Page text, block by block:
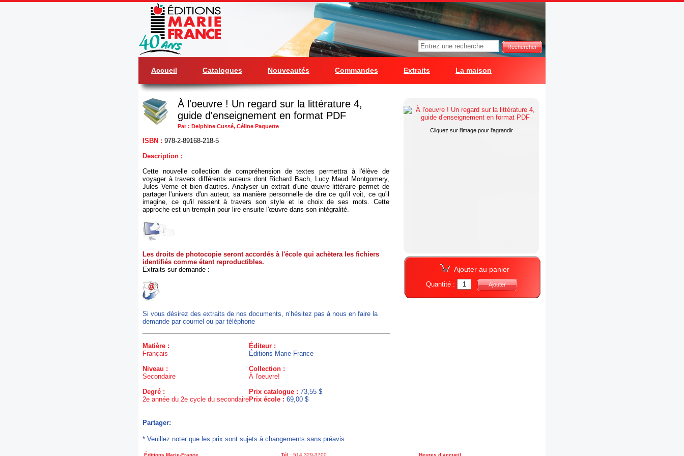
Rechercher
Accueil Catalogues Nouveautés Commandes Extraits La maison
À l'oeuvre ! Un regard sur la littérature 4,
guide d'enseignement en format PDF
Par : Delphine Cussé, Céline Paquette
ISBN : 978-2-89168-218-5
Description :
Cette nouvelle collection de compréhension de textes permettra à l'élève de
voyager à travers différents auteurs dont Richard Bach, Lucy Maud Montgomery,
Jules Verne et bien d'autres. Analyser un extrait d'une œuvre littéraire permet de
partager l'univers d'un auteur, sa manière personnelle de dire ce qu'il voit, ce qu'il
imagine, ce qu'il ressent à travers son style et le choix de ses mots. Cette
approche est un tremplin pour lire ensuite l'œuvre dans son intégralité.
Les droits de photocopie seront accordés à l'école qui achètera les fichiers
identifiés comme étant reproductibles.
Extraits sur demande :
Si vous désirez des extraits de nos documents, n’hésitez pas à nous en faire la
demande par courriel ou par téléphone
Matière :
Français
Niveau :
Secondaire
Degré :
2e année du 2e cycle du secondaire
Éditeur :
Éditions Marie-France
Collection :
À l'oeuvre!
Prix catalogue : 73,55 $
Prix école : 69,00 $
Cliquez sur l'image pour l'agrandir
Ajouter au panier
Quantité : Ajouter
Partager:
* Veuillez noter que les prix sont sujets à changements sans préavis.
Éditions Marie-France Tél.: 514 329-3700 Heures d’accueil